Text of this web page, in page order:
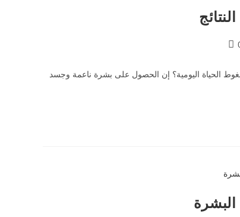
الحياة اليومية؟ إن الحصول على بشرة ناعمة وجسد